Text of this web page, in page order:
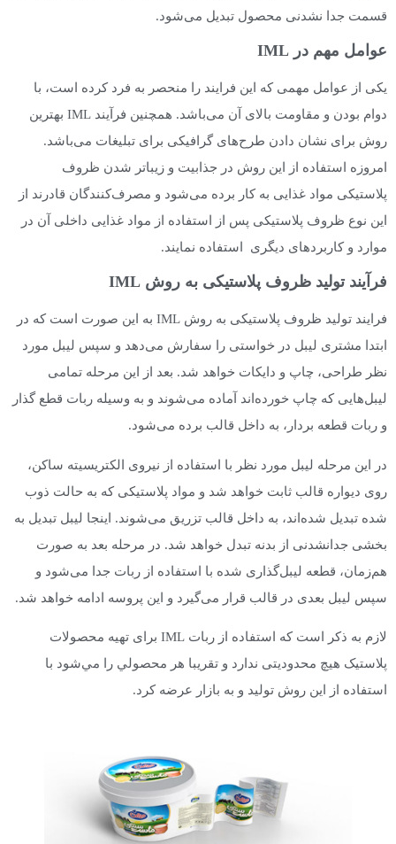
قسمت جدا نشدنی محصول تبدیل می‌شود.
عوامل مهم در IML
یکی از عوامل مهمی که این فرایند را منحصر به فرد کرده است، با
دوام بودن و مقاومت بالای آن می‌باشد. همچنین فرآیند IML بهترین
روش برای نشان دادن طرح‌های گرافیکی برای تبلیغات می‌باشد.
امروزه استفاده از این روش در جذابیت و زیبا‌تر شدن ظروف
پلاستیکی مواد غذایی به کار برده می‌شود و مصرف‌کنندگان قادرند از
این نوع ظروف پلاستیکی پس از استفاده از مواد غذایی داخلی آن در
موارد و کاربردهای دیگری استفاده نمایند.
فرآیند تولید ظروف پلاستیکی به روش IML
فرایند تولید ظروف پلاستیکی به روش IML به این صورت است که در
ابتدا مشتری لیبل در خواستی را سفارش می‌دهد و سپس لیبل مورد
نظر طراحی، چاپ و دایکات خواهد شد. بعد از این مرحله تمامی
لیبل‌هايی که چاپ خورده‌اند آماده می‌شوند و به وسیله ربات قطع گذار
و ربات قطعه بردار، به داخل قالب برده می‌شود.
در این مرحله لیبل مورد نظر با استفاده از نیروی الکتریسیته ساکن،
روی دیواره قالب ثابت خواهد شد و مواد پلاستیکی که به حالت ذوب
شده تبدیل شده‌اند، به داخل قالب تزریق می‌شوند. اینجا لیبل تبدیل به
بخشی جدانشدنی از بدنه تبدل خواهد شد. در مرحله بعد به صورت
هم‌زمان، قطعه لیبل‌گذاری شده با استفاده از ربات جدا می‌شود و
سپس لیبل بعدی در قالب قرار می‌گیرد و این پروسه ادامه خواهد شد.
لازم به ذکر است که استفاده از ربات IML برای تهیه محصولات
پلاستیک هیچ محدودیتی ندارد و تقريبا هر محصولي را مي‌شود با
استفاده از این روش تولید و به بازار عرضه کرد.